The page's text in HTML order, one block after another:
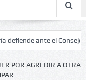
ante el Consejo de
POR AGREDIR A OTRA